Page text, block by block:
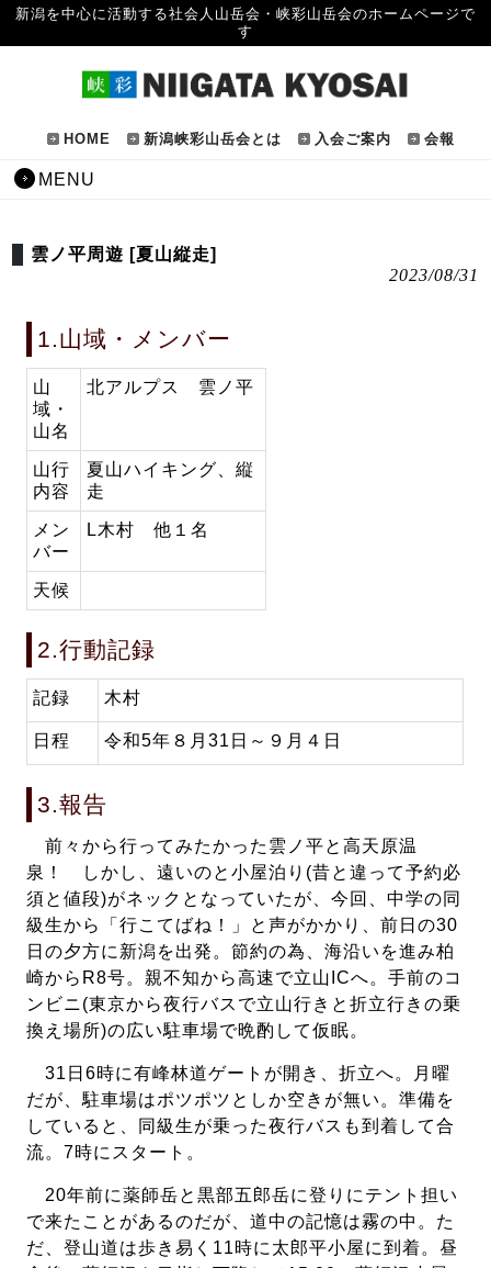
新潟を中心に活動する社会人山岳会・峡彩山岳会のホームページで
す
HOME 新潟峡彩山岳会とは 入会ご案内 会報
MENU
雲ノ平周遊 [夏山縦走]
2023/08/31
1.山域・メンバー
山
域・
山名
北アルプス 雲ノ平
山行
内容
夏山ハイキング、縦
走
メン
バー
L木村 他１名
天候
2.行動記録
記録 木村
日程 令和5年８月31日～９月４日
3.報告
前々から行ってみたかった雲ノ平と高天原温
泉！ しかし、遠いのと小屋泊り(昔と違って予約必
須と値段)がネックとなっていたが、今回、中学の同
級生から「行こてばね！」と声がかかり、前日の30
日の夕方に新潟を出発。節約の為、海沿いを進み柏
崎からR8号。親不知から高速で立山ICへ。手前のコ
ンビニ(東京から夜行バスで立山行きと折立行きの乗
換え場所)の広い駐車場で晩酌して仮眠。
31日6時に有峰林道ゲートが開き、折立へ。月曜
だが、駐車場はポツポツとしか空きが無い。準備を
していると、同級生が乗った夜行バスも到着して合
流。7時にスタート。
20年前に薬師岳と黒部五郎岳に登りにテント担い
で来たことがあるのだが、道中の記憶は霧の中。た
だ、登山道は歩き易く11時に太郎平小屋に到着。昼